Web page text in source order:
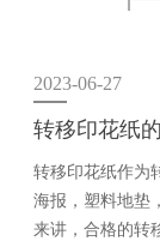
2023-06-27
转移印花纸
转移印花纸作为
海报，塑料地垫
来讲，合格的转